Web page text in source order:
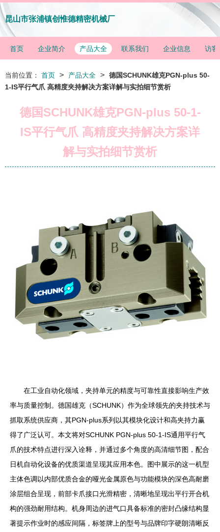
昆山市张浦镇创惟德精密机械厂
首页 企业简介 产品大全 联系我们 企业信息 访客
当前位置： 首页 > 产品大全 > 德国SCHUNK雄克PGN-plus 50-
1-IS平行气爪 高精度夹持解决方案详解与实拍细节赏析
德国SCHUNK雄克PGN-plus 50-1-
IS平行气爪 高精度夹持解决方案详
解与实拍细节赏析
在工业自动化领域，夹持单元的精度与可靠性直接影响生产效
率与质量控制。德国雄克（SCHUNK）作为全球领先的夹持技术与
抓取系统供应商，其PGN-plus系列以其模块化设计和高夹持力赢
得了广泛认可。本文将对SCHUNK PGN-plus 50-1-IS通用平行气
爪的技术特点进行深入诠释，并通过多个角度的高清细节图，配合
日机自动化设备的优质渠道呈现其应用本色。图中展示的这一机型
主体色调以内部优质合金的哑光金属原色与功能模块的深色高耐磨
涂层组合呈现，前部卡爪接口光滑精密，清晰地呈现出平行开合机
构的强劲耐用结构。机身周边的进气口具备标准的密封凸缘结构显
著提示作业时的感应间隔，标签牌上的型号与品牌印字硬朗清晰反